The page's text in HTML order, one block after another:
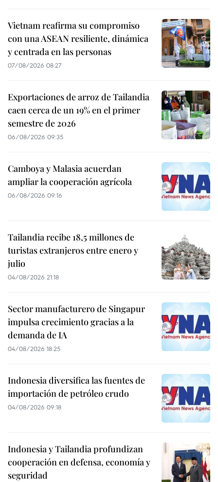
Vietnam reafirma su compromiso
con una ASEAN resiliente, dinámica
y centrada en las personas
07/08/2026 08:27
Exportaciones de arroz de Tailandia
caen cerca de un 19% en el primer
semestre de 2026
06/08/2026 09:35
Camboya y Malasia acuerdan
ampliar la cooperación agrícola
06/08/2026 09:16
Tailandia recibe 18,5 millones de
turistas extranjeros entre enero y
julio
04/08/2026 21:18
Sector manufacturero de Singapur
impulsa crecimiento gracias a la
demanda de IA
04/08/2026 18:25
Indonesia diversifica las fuentes de
importación de petróleo crudo
04/08/2026 09:18
Indonesia y Tailandia profundizan
cooperación en defensa, economía y
seguridad